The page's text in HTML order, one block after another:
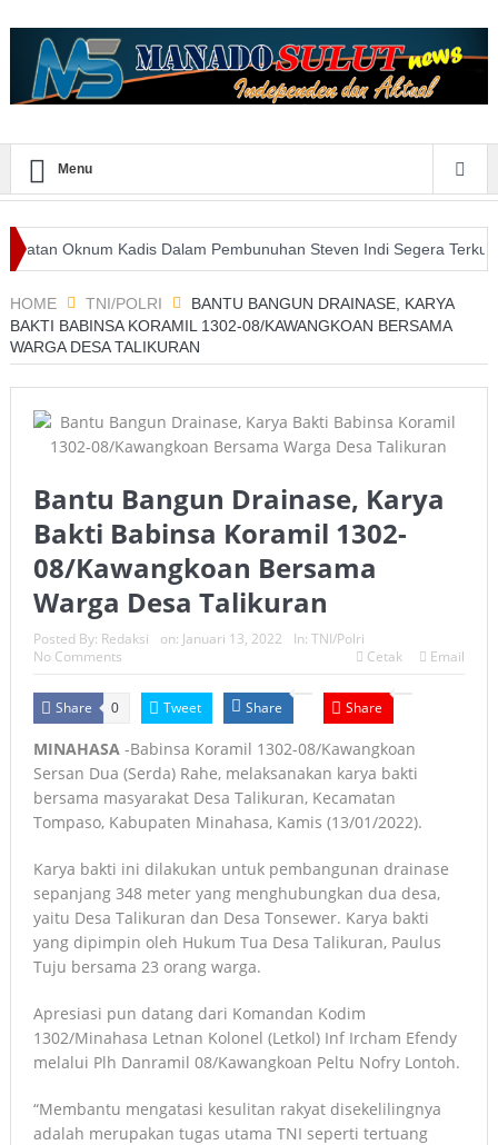
Menu
Kadis Dalam Pembunuhan Steven Indi Segera Terkuak Wali
HOME TNI/POLRI
BANTU BANGUN DRAINASE, KARYA
BAKTI BABINSA KORAMIL 1302-08/KAWANGKOAN BERSAMA
WARGA DESA TALIKURAN
Bantu Bangun Drainase, Karya
Bakti Babinsa Koramil 1302-
08/Kawangkoan Bersama
Warga Desa Talikuran
Posted By: Redaksi on: Januari 13, 2022 In: TNI/Polri
No Comments
Cetak Email
Share 0 Tweet Share Share
MINAHASA -Babinsa Koramil 1302-08/Kawangkoan
Sersan Dua (Serda) Rahe, melaksanakan karya bakti
bersama masyarakat Desa Talikuran, Kecamatan
Tompaso, Kabupaten Minahasa, Kamis (13/01/2022).
Karya bakti ini dilakukan untuk pembangunan drainase
sepanjang 348 meter yang menghubungkan dua desa,
yaitu Desa Talikuran dan Desa Tonsewer. Karya bakti
yang dipimpin oleh Hukum Tua Desa Talikuran, Paulus
Tuju bersama 23 orang warga.
Apresiasi pun datang dari Komandan Kodim
1302/Minahasa Letnan Kolonel (Letkol) Inf Ircham Efendy
melalui Plh Danramil 08/Kawangkoan Peltu Nofry Lontoh.
“Membantu mengatasi kesulitan rakyat disekelilingnya
adalah merupakan tugas utama TNI seperti tertuang